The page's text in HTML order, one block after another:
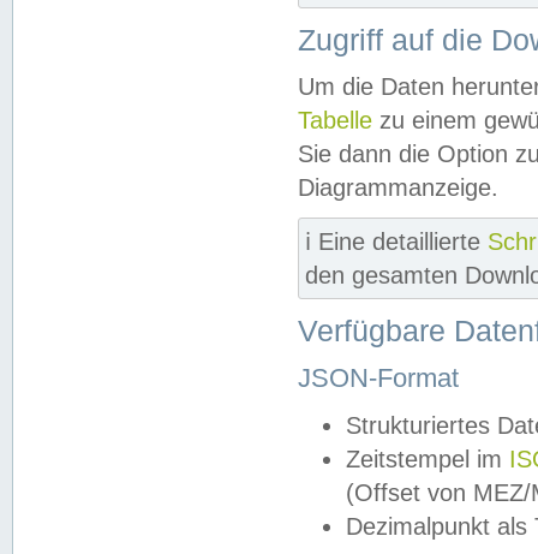
Zugriff auf die
Um die Daten
Tabelle zu einem
Sie dann die Option
Diagrammanzeige.
ℹ️ Eine detaillierte
den gesamten
Verfügbare
JSON-Format
Strukturiertes
Zeitstempel im
(Offset von MEZ/
Dezimalpunkt als